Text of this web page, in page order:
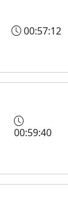
00:57:12
00:59:40